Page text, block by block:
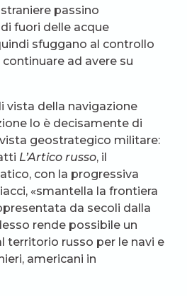
passino
fuori delle acque
sfuggano al controllo
ad avere su
vista della navigazione
lo è decisamente di
geostrategico militare:
L’Artico russo, il
con la progressiva
«smantella la frontiera
da secoli dalla
rende possibile un
territorio russo per le navi e
americani in